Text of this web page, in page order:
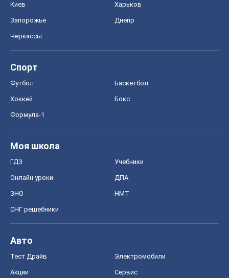
Киев Харьков
Запорожье Днепр
Черкассы
Спорт
Футбол Баскетбол
Хоккей Бокс
Формула-1
Моя школа
ГДЗ Учебники
Онлайн уроки ДПА
ЗНО НМТ
СНГ решебники
Авто
Тест Драйв Электромобили
Акции Сервис